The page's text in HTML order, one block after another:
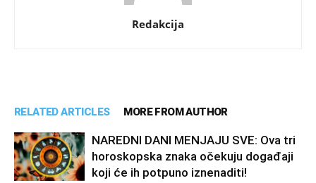
Redakcija
RELATED ARTICLES MORE FROM AUTHOR
NAREDNI DANI MENJAJU SVE: Ova tri
horoskopska znaka očekuju događaji
koji će ih potpuno iznenaditi!